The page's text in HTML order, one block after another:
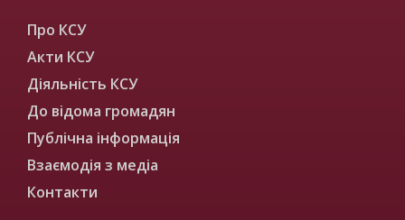
Про КСУ
Акти КСУ
Діяльність КСУ
До відома громадян
Публічна інформація
Взаємодія з медіа
Контакти